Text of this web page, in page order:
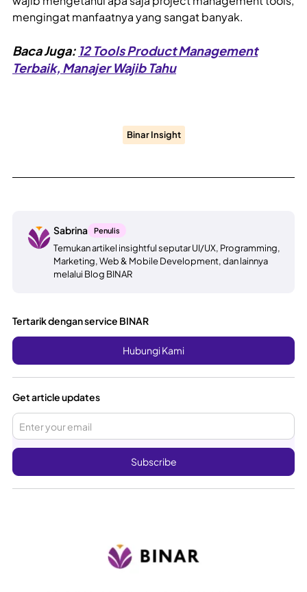
mengingat manfaatnya yang sangat banyak.
Baca Juga: 12 Tools Product Management
Terbaik, Manajer Wajib Tahu
Binar Insight
Sabrina Penulis
Temukan artikel insightful seputar UI/UX, Programming,
Marketing, Web & Mobile Development, dan lainnya
melalui Blog BINAR
Tertarik dengan service BINAR
Hubungi Kami
Get article updates